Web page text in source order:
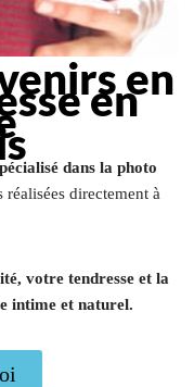
en
en
dans la photo
réalisées directement à
votre tendresse et la
intime et naturel.